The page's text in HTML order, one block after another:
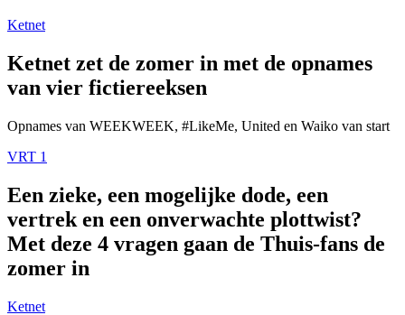
Ketnet
Ketnet zet de zomer in met de opnames
van vier fictiereeksen
Opnames van WEEKWEEK, #LikeMe, United en Waiko van start
VRT 1
Een zieke, een mogelijke dode, een
vertrek en een onverwachte plottwist?
Met deze 4 vragen gaan de Thuis-fans de
zomer in
Ketnet